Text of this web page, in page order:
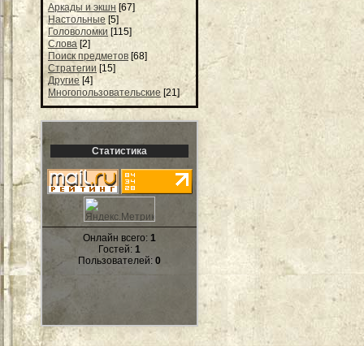
Аркады и экшн [67]
Настольные [5]
Головоломки [115]
Слова [2]
Поиск предметов [68]
Стратегии [15]
Другие [4]
Многопользовательские [21]
Статистика
Онлайн всего: 1
Гостей: 1
Пользователей: 0